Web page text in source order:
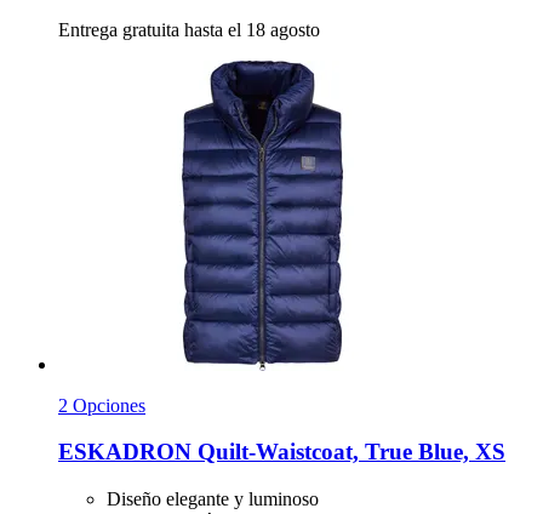
Entrega gratuita hasta el 18 agosto
2 Opciones
ESKADRON Quilt-​Waistcoat, True Blue, XS
Diseño elegante y luminoso